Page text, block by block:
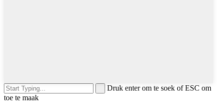
Druk enter om te soek of ESC om
toe te maak